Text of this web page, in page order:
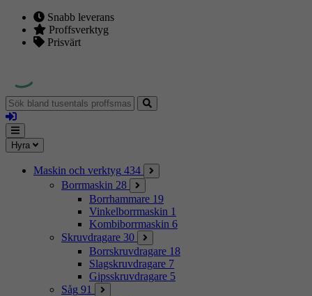
Snabb leverans
Proffsverktyg
Prisvärt
Sök
bland
tusentals
proffsmaskiner
Logga
in
Mina
sidor
Meny
Hyra
Maskin och verktyg 434
Borrmaskin 28
Borrhammare 19
Vinkelborrmaskin 1
Kombiborrmaskin 6
Skruvdragare 30
Borrskruvdragare 18
Slagskruvdragare 7
Gipsskruvdragare 5
Såg 91